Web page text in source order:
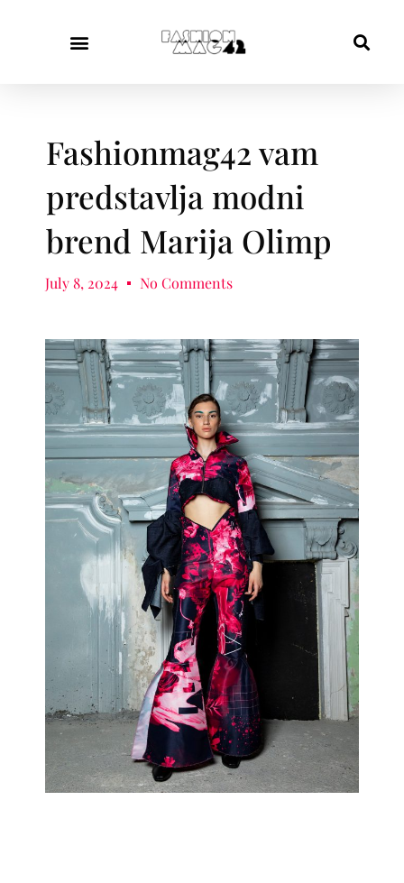
Fashionmag42 vam
predstavlja modni
brend Marija Olimp
July 8, 2024 No Comments